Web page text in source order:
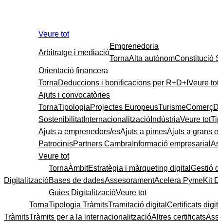
Veure tot
Arbitratge i mediació
Emprenedoria
TornaAlta autònomConstitució
Orientació financera
TornaDeduccions i bonificacions per R+D+I Veure
Ajuts i convocatòries
TornaTipologiaProjectes EuropeusTurismeComerç
SostenibilitatInternacionalització IndústriaVeure tot
Ajuts a emprenedors/esAjuts a pimesAjuts a grans
PatrocinisPartners Cambra Informació empresarial
Veure tot
Digitalització
TornaÀmbitEstratègia i màrqueting digital Gestió
Bases de dadesAssesoramentAcelera PymeKit
Guies DigitalitzacióVeure tot
Tràmits
TornaTipologia TràmitsTramitació digital Certificats
Tràmits per a la internacionalitzacióAltres certificats